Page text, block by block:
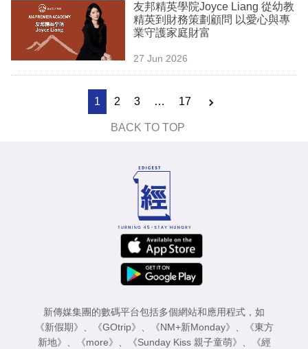
友邦精英學院Joyce Liang 從幼教
精英到財務策劃顧問 以愛心與專
業守護家庭財富
27 Jun 2026
1 2 3 … 17
BACK TO TOP
新傳媒集團的數碼平台包括多個網站和應用程式，如
《新假期》 、 《GOtrip》 、 《NM+新Monday》 、
《東方
新地》 、 《more》 、 《Sunday Kiss 親子童萌》 、
《經